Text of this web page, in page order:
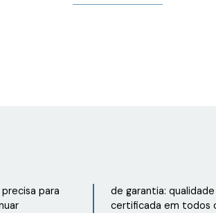
Siemens
para
de garantia: qualidade
certificada em todos